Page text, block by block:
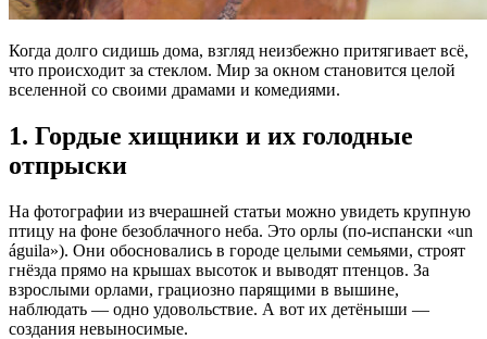
Когда долго сидишь дома, взгляд неизбежно притягивает всё,
что происходит за стеклом. Мир за окном становится целой
вселенной со своими драмами и комедиями.
1. Гордые хищники и их голодные
отпрыски
На фотографии из вчерашней статьи можно увидеть крупную
птицу на фоне безоблачного неба. Это орлы (по-испански «un
águila»). Они обосновались в городе целыми семьями, строят
гнёзда прямо на крышах высоток и выводят птенцов. За
взрослыми орлами, грациозно парящими в вышине,
наблюдать — одно удовольствие. А вот их детёныши —
создания невыносимые.